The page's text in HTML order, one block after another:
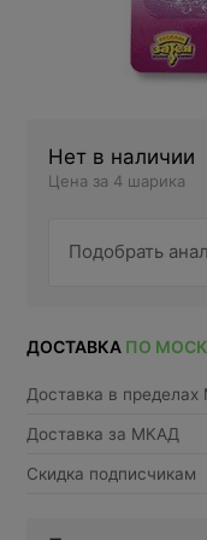
Нет в наличии
Цена за 4 шарика
Подобрать
ДОСТАВКА ПО
Доставка в
Доставка за МКАД
Скидка подписчикам